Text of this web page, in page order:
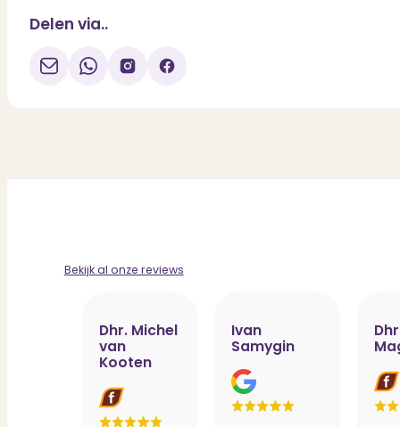
Delen via..
Bekijk al onze reviews
Dhr. Michel
van
Kooten
Ivan
Samygin